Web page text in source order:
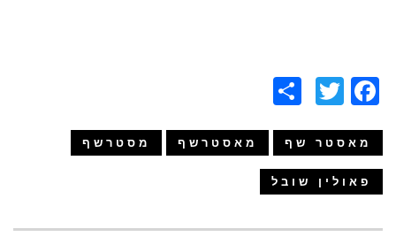
Facebook
Twitter
מאסטר שף מאסטרשף מסטרשף
פאולין שובל